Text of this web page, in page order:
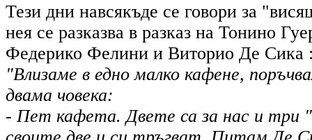
Тези дни навсякъде се говори за
нея се разказва в разказ на Тонино
Федерико Фелини и Виторио Де Сика
"Влизаме в едно малко кафене,
двама човека:
- Пет кафета. Двете са за нас и